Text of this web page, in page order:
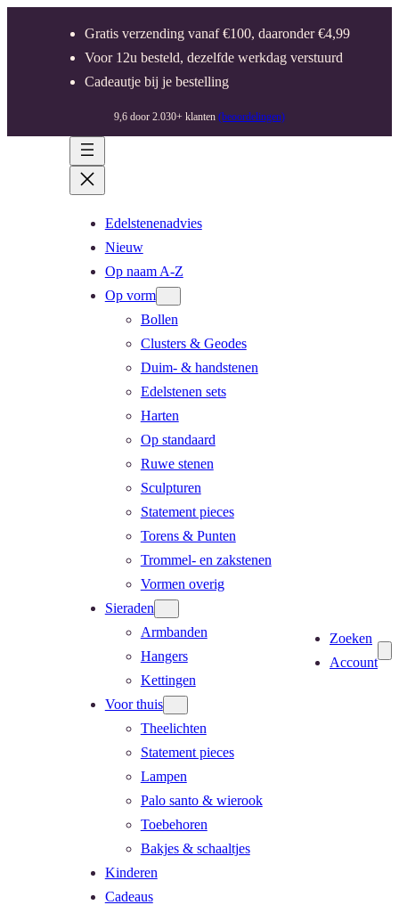
Gratis verzending vanaf €100, daaronder €4,99
Voor 12u besteld, dezelfde werkdag verstuurd
Cadeautje bij je bestelling
9,6 door 2.030+ klanten (beoordelingen)
Edelstenenadvies
Nieuw
Op naam A-Z
Op vorm
Bollen
Clusters & Geodes
Duim- & handstenen
Edelstenen sets
Harten
Op standaard
Ruwe stenen
Sculpturen
Statement pieces
Torens & Punten
Trommel- en zakstenen
Vormen overig
Sieraden
Armbanden
Hangers
Kettingen
Voor thuis
Theelichten
Statement pieces
Lampen
Palo santo & wierook
Toebehoren
Bakjes & schaaltjes
Kinderen
Cadeaus
Zoeken
Account